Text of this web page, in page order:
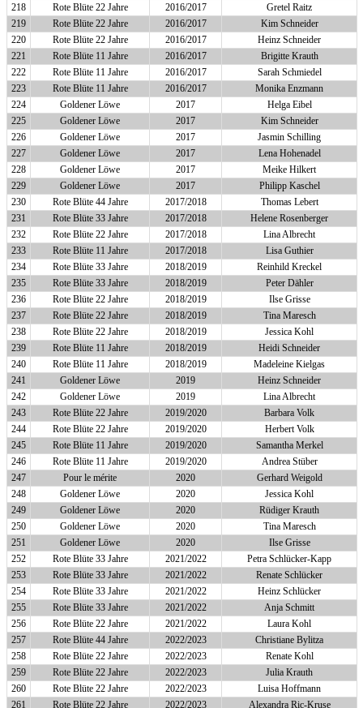
218
Rote Blüte 22 Jahre 2016/2017
Gretel Raitz
219
Rote Blüte 22 Jahre 2016/2017
Kim Schneider
220
Rote Blüte 22 Jahre 2016/2017
Heinz Schneider
221
Rote Blüte 11 Jahre 2016/2017
Brigitte Krauth
222
Rote Blüte 11 Jahre 2016/2017
Sarah Schmiedel
223
Rote Blüte 11 Jahre 2016/2017
Monika Enzmann
224
Goldener Löwe 2017
Helga Eibel
225
Goldener Löwe 2017
Kim Schneider
226
Goldener Löwe 2017
Jasmin Schilling
227
Goldener Löwe 2017
Lena Hohenadel
228
Goldener Löwe 2017
Meike Hilkert
229
Goldener Löwe 2017
Philipp Kaschel
230
Rote Blüte 44 Jahre 2017/2018
Thomas Lebert
231
Rote Blüte 33 Jahre 2017/2018
Helene Rosenberger
232
Rote Blüte 22 Jahre 2017/2018
Lina Albrecht
233
Rote Blüte 11 Jahre 2017/2018
Lisa Guthier
234
Rote Blüte 33 Jahre 2018/2019
Reinhild Kreckel
235
Rote Blüte 33 Jahre 2018/2019
Peter Dähler
236
Rote Blüte 22 Jahre 2018/2019
Ilse Grisse
237
Rote Blüte 22 Jahre 2018/2019
Tina Maresch
238
Rote Blüte 22 Jahre 2018/2019
Jessica Kohl
239
Rote Blüte 11 Jahre 2018/2019
Heidi Schneider
240
Rote Blüte 11 Jahre 2018/2019
Madeleine Kielgas
241
Goldener Löwe 2019
Heinz Schneider
242
Goldener Löwe 2019
Lina Albrecht
243
Rote Blüte 22 Jahre 2019/2020
Barbara Volk
244
Rote Blüte 22 Jahre 2019/2020
Herbert Volk
245
Rote Blüte 11 Jahre 2019/2020
Samantha Merkel
246
Rote Blüte 11 Jahre 2019/2020
Andrea Stüber
247
Pour le mérite 2020
Gerhard Weigold
248
Goldener Löwe 2020
Jessica Kohl
249
Goldener Löwe 2020
Rüdiger Krauth
250
Goldener Löwe 2020
Tina Maresch
251
Goldener Löwe 2020
Ilse Grisse
252
Rote Blüte 33 Jahre 2021/2022
Petra Schlücker-Kapp
253
Rote Blüte 33 Jahre 2021/2022
Renate Schlücker
254
Rote Blüte 33 Jahre 2021/2022
Heinz Schlücker
255
Rote Blüte 33 Jahre 2021/2022
Anja Schmitt
256
Rote Blüte 22 Jahre 2021/2022
Laura Kohl
257
Rote Blüte 44 Jahre 2022/2023
Christiane Bylitza
258
Rote Blüte 22 Jahre 2022/2023
Renate Kohl
259
Rote Blüte 22 Jahre 2022/2023
Julia Krauth
260
Rote Blüte 22 Jahre 2022/2023
Luisa Hoffmann
261
Rote Blüte 22 Jahre 2022/2023
Alexandra Ric-Kruse